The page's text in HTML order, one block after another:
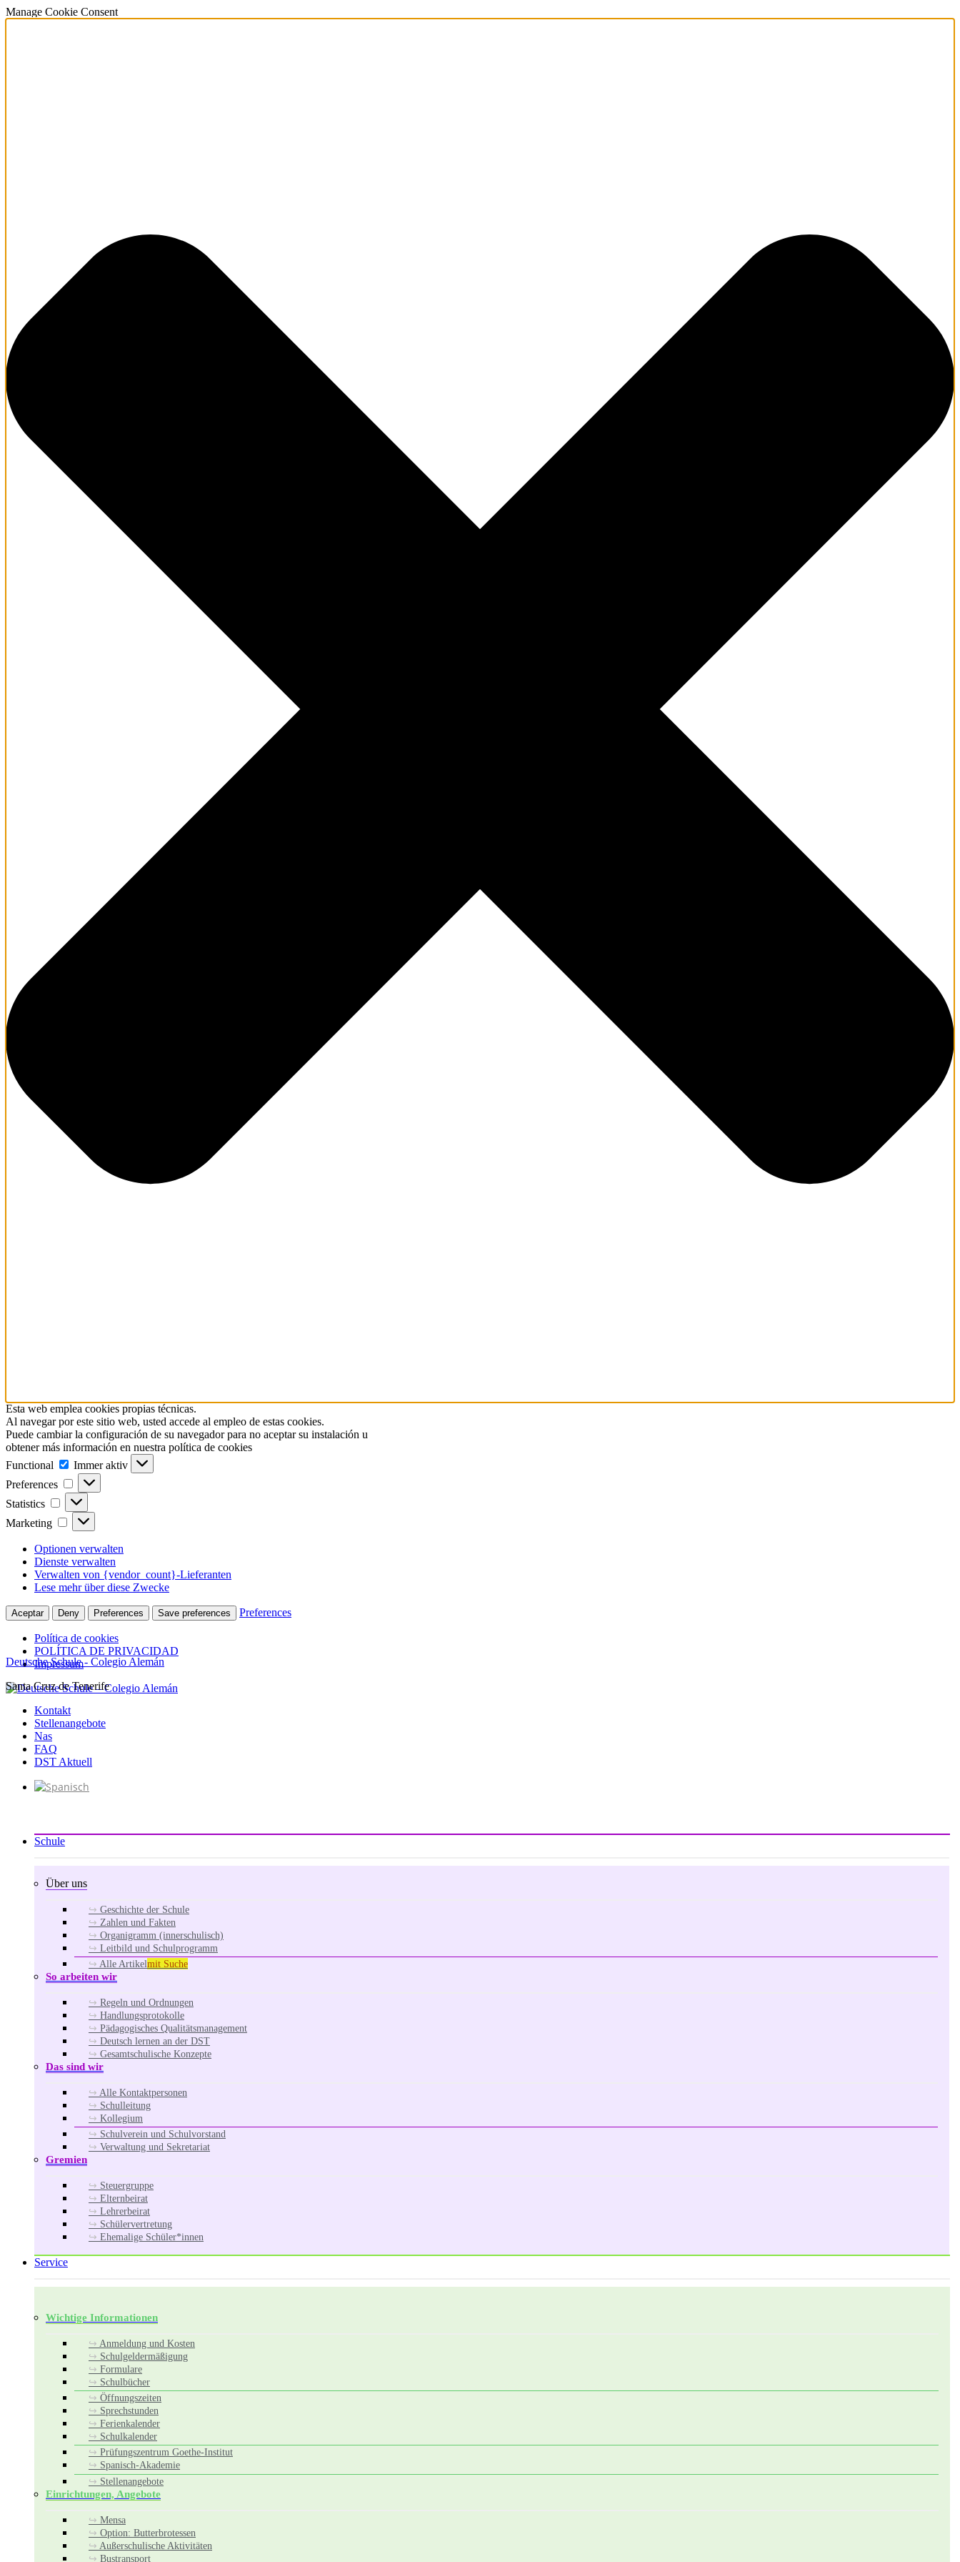
Manage Cookie Consent
Esta web emplea cookies propias técnicas.
Al navegar por este sitio web, usted accede al empleo de estas cookies.
Puede cambiar la configuración de su navegador para no aceptar su instalación u
obtener más información en nuestra política de cookies
Functional
Functional
Immer aktiv
Preferences
Preferences
Statistics Statistics
Marketing Marketing
Optionen verwalten
Dienste verwalten
Verwalten von {vendor_count}-Lieferanten
Lese mehr über diese Zwecke
Aceptar Deny Preferences Save preferences Preferences
Política de cookies
POLÍTICA DE PRIVACIDAD
Impressum
Zum
springen
Deutsche Schule - Colegio Alemán
Santa Cruz de Tenerife
Kontakt
Stellenangebote
Nas
FAQ
DST Aktuell
Schule
Über uns
Geschichte der Schule
Zahlen und Fakten
Organigramm (innerschulisch)
Leitbild und Schulprogramm
Alle Artikelmit Suche
So arbeiten wir
Regeln und Ordnungen
Handlungsprotokolle
Pädagogisches Qualitätsmanagement
Deutsch lernen an der DST
Gesamtschulische Konzepte
Das sind wir
Alle Kontaktpersonen
Schulleitung
Kollegium
Schulverein und Schulvorstand
Verwaltung und Sekretariat
Gremien
Steuergruppe
Elternbeirat
Lehrerbeirat
Schülervertretung
Ehemalige Schüler*innen
Service
Wichtige Informationen
Anmeldung und Kosten
Schulgeldermäßigung
Formulare
Schulbücher
Öffnungszeiten
Sprechstunden
Ferienkalender
Schulkalender
Prüfungszentrum Goethe-Institut
Spanisch-Akademie
Stellenangebote
Einrichtungen, Angebote
Mensa
Option: Butterbrotessen
Außerschulische Aktivitäten
Bustransport